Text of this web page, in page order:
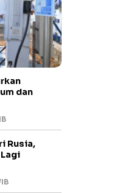
dan
Rusia,